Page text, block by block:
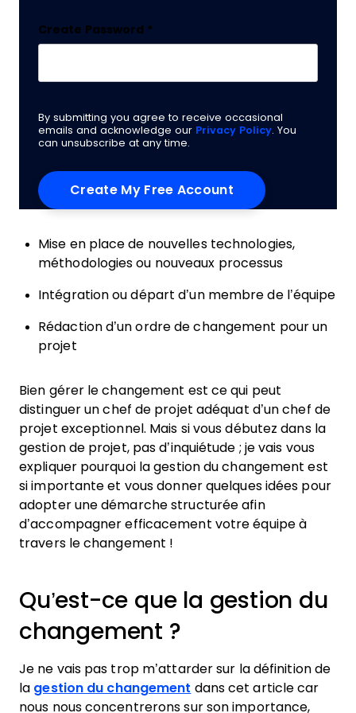
Create Password *
By submitting you agree to receive occasional
emails and acknowledge our Privacy Policy. You
can unsubscribe at any time.
Mise en place de nouvelles technologies,
méthodologies ou nouveaux processus
Intégration ou départ d’un membre de l’équipe
Rédaction d’un ordre de changement pour un
projet
Bien gérer le changement est ce qui peut
distinguer un chef de projet adéquat d’un chef de
projet exceptionnel. Mais si vous débutez dans la
gestion de projet, pas d’inquiétude ; je vais vous
expliquer pourquoi la gestion du changement est
si importante et vous donner quelques idées pour
adopter une démarche structurée afin
d’accompagner efficacement votre équipe à
travers le changement !
Qu’est-ce que la gestion du
changement ?
Je ne vais pas trop m’attarder sur la définition de
la gestion du changement dans cet article car
nous nous concentrerons sur son importance,